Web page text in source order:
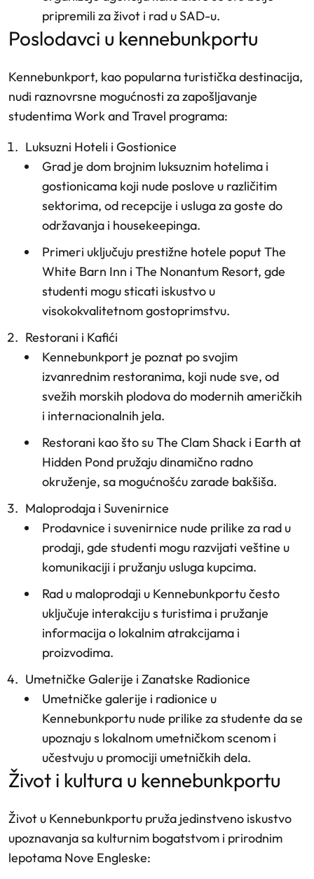
pripremili za život i rad u SAD-u.
poslodavci u kennebunkportu
Kennebunkport, kao popularna turistička destinacija,
nudi raznovrsne mogućnosti za zapošljavanje
studentima Work and Travel programa:
Luksuzni Hoteli i Gostionice
Grad je dom brojnim luksuznim hotelima i
gostionicama koji nude poslove u različitim
sektorima, od recepcije i usluga za goste do
održavanja i housekeepinga.
Primeri uključuju prestižne hotele poput The
White Barn Inn i The Nonantum Resort, gde
studenti mogu sticati iskustvo u
visokokvalitetnom gostoprimstvu.
Restorani i Kafići
Kennebunkport je poznat po svojim
izvanrednim restoranima, koji nude sve, od
svežih morskih plodova do modernih američkih
i internacionalnih jela.
Restorani kao što su The Clam Shack i Earth at
Hidden Pond pružaju dinamično radno
okruženje, sa mogućnošću zarade bakšiša.
Maloprodaja i Suvenirnice
Prodavnice i suvenirnice nude prilike za rad u
prodaji, gde studenti mogu razvijati veštine u
komunikaciji i pružanju usluga kupcima.
Rad u maloprodaji u Kennebunkportu često
uključuje interakciju s turistima i pružanje
informacija o lokalnim atrakcijama i
proizvodima.
Umetničke Galerije i Zanatske Radionice
Umetničke galerije i radionice u
Kennebunkportu nude prilike za studente da se
upoznaju s lokalnom umetničkom scenom i
učestvuju u promociji umetničkih dela.
život i kultura u kennebunkportu
Život u Kennebunkportu pruža jedinstveno iskustvo
upoznavanja sa kulturnim bogatstvom i prirodnim
lepotama Nove Engleske: